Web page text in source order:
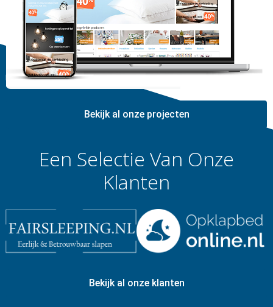
Bekijk al onze projecten
Een Selectie Van Onze
Klanten
Bekijk al onze klanten